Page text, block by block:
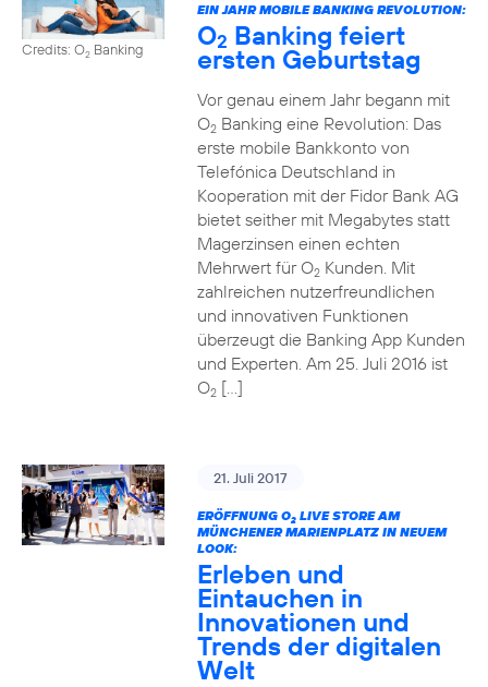
Credits: O2 Banking
EIN JAHR MOBILE BANKING REVOLUTION:
O2 Banking feiert
ersten Geburtstag
Vor genau einem Jahr begann mit
O2Banking eine Revolution: Das
erste mobile Bankkonto von
Telefónica Deutschland in
Kooperation mit der Fidor Bank AG
bietet seither mit Megabytes statt
Magerzinsen einen echten
Mehrwert für O2Kunden. Mit
zahlreichen nutzerfreundlichen
und innovativen Funktionen
überzeugt die Banking App Kunden
und Experten. Am 25. Juli 2016 ist
O2[…]
21. Juli 2017
ERÖFFNUNG O2LIVE STORE AM
MÜNCHENER MARIENPLATZ IN NEUEM
LOOK:
Erleben und
Eintauchen in
Innovationen und
Trends der digitalen
Welt